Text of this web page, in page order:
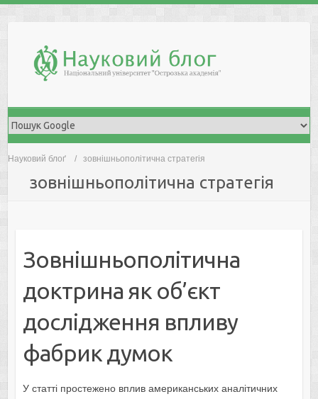
Науковий блоґ зовнішньополітична стратегія
зовнішньополітична стратегія
Зовнішньополітична
доктрина як об’єкт
дослідження впливу
фабрик думок
У статті простежено вплив американських аналітичних